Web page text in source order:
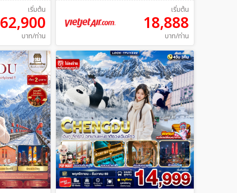
เริ่มต้น
62,900
บาท/ท่าน
เริ่มต้น
18,888
บาท/ท่าน